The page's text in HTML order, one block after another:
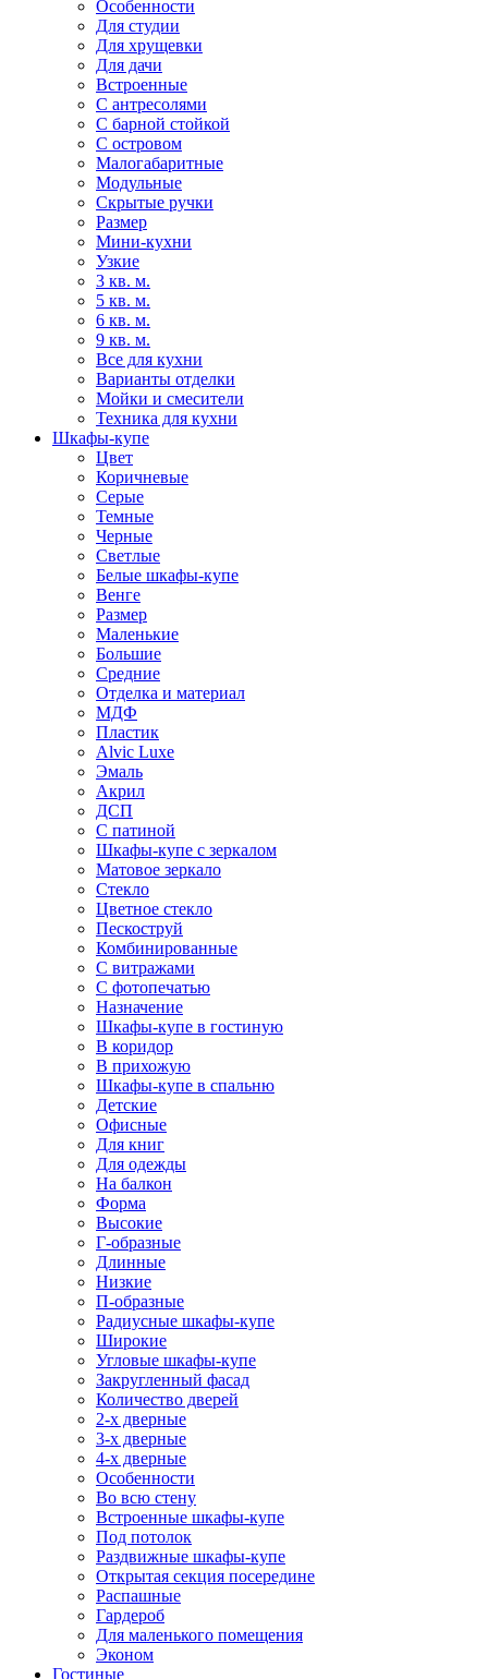
Особенности
Для студии
Для хрущевки
Для дачи
Встроенные
С антресолями
С барной стойкой
С островом
Малогабаритные
Модульные
Скрытые ручки
Размер
Мини-кухни
Узкие
3 кв. м.
5 кв. м.
6 кв. м.
9 кв. м.
Все для кухни
Варианты отделки
Мойки и смесители
Техника для кухни
Шкафы-купе
Цвет
Коричневые
Серые
Темные
Черные
Светлые
Белые шкафы-купе
Венге
Размер
Маленькие
Большие
Средние
Отделка и материал
МДФ
Пластик
Alvic Luxe
Эмаль
Акрил
ДСП
С патиной
Шкафы-купе с зеркалом
Матовое зеркало
Стекло
Цветное стекло
Пескоструй
Комбинированные
С витражами
С фотопечатью
Назначение
Шкафы-купе в гостиную
В коридор
В прихожую
Шкафы-купе в спальню
Детские
Офисные
Для книг
Для одежды
На балкон
Форма
Высокие
Г-образные
Длинные
Низкие
П-образные
Радиусные шкафы-купе
Широкие
Угловые шкафы-купе
Закругленный фасад
Количество дверей
2-х дверные
3-х дверные
4-х дверные
Особенности
Во всю стену
Встроенные шкафы-купе
Под потолок
Раздвижные шкафы-купе
Открытая секция посередине
Распашные
Гардероб
Для маленького помещения
Эконом
Гостиные